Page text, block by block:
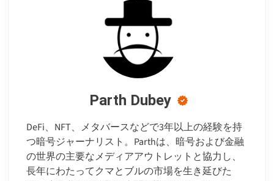
Parth Dubey
DeFi、NFT、メタバースなどで3年以上の経験を持
つ暗号ジャーナリスト。Parthは、暗号および金融
の世界の主要なメディアアウトレットと協力し、
長年にわたってクマとブルの市場を生き延びた